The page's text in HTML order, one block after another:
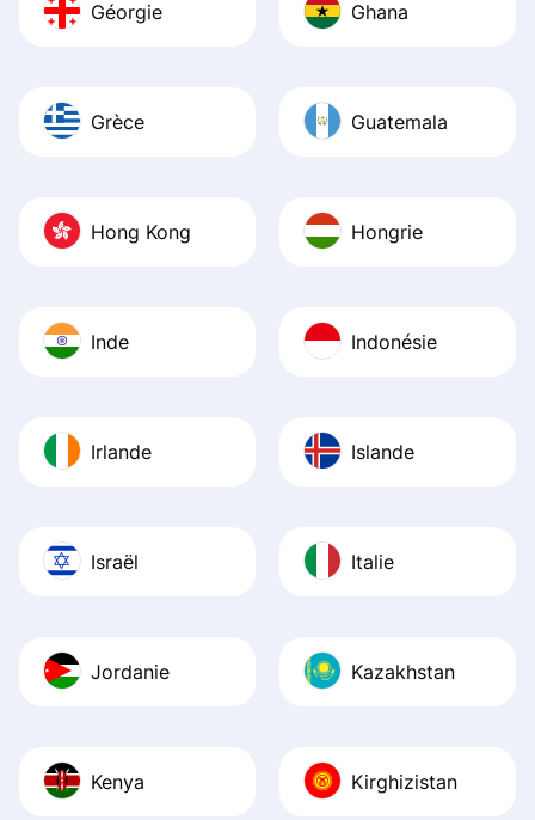
Géorgie Ghana
Grèce Guatemala
Hong Kong Hongrie
Inde Indonésie
Irlande Islande
Israël Italie
Jordanie Kazakhstan
Kenya Kirghizistan